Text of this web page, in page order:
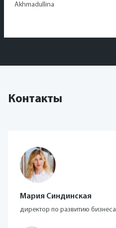
Akhmadullina
Контакты
Мария Синдинская
директор по развитию бизнеса